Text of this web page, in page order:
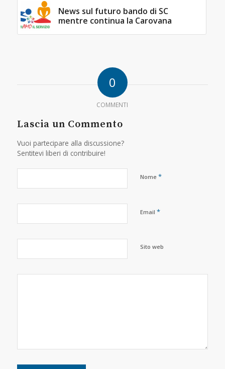
News sul futuro bando di SC
mentre continua la Carovana
0
COMMENTI
Lascia un Commento
Vuoi partecipare alla discussione?
Sentitevi liberi di contribuire!
Nome *
Email *
Sito web